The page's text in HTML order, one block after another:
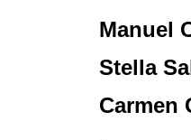
Manuel
Stella
Carmen